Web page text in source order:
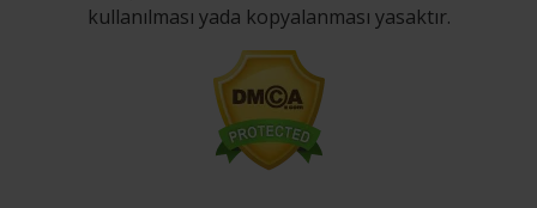
kullanılması yada kopyalanması yasaktır.